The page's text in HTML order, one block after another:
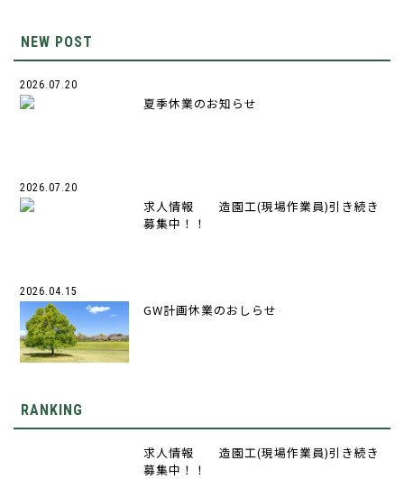
NEW POST
2026.07.20
夏季休業のお知らせ
2026.07.20
求人情報 造園工(現場作業員)引き続き
募集中！！
2026.04.15
GW計画休業のおしらせ
RANKING
求人情報 造園工(現場作業員)引き続き
募集中！！